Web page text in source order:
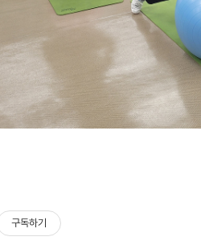
구독하기